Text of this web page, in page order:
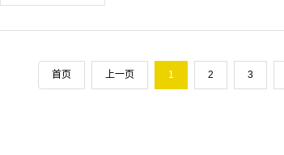
首页 上一页 1 2 3